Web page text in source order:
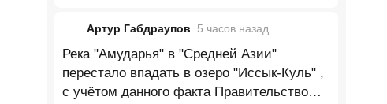
Артур Габдраупов
5 часов назад
Река "Амударья" в "Средней Азии"
перестало впадать в озеро "Иссык-Куль" ,
с учётом данного факта Правительство